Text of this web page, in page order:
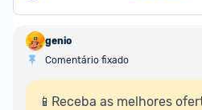
genio
Comentário fixado
📱Receba as melhores